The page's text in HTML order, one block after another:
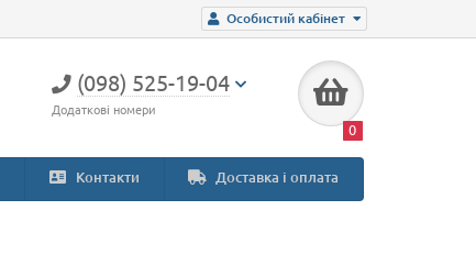
Особистий кабінет
(098) 525-19-04
Додаткові номери
0
Контакти Доставка і оплата